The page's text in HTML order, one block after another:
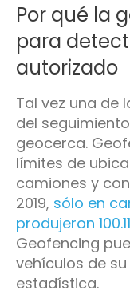
Por qué la
para
autorizado
Tal vez una de
del
geocerca.
límites de
camiones y
2019, sólo en
produjeron
Geofencing
vehículos de
estadística.